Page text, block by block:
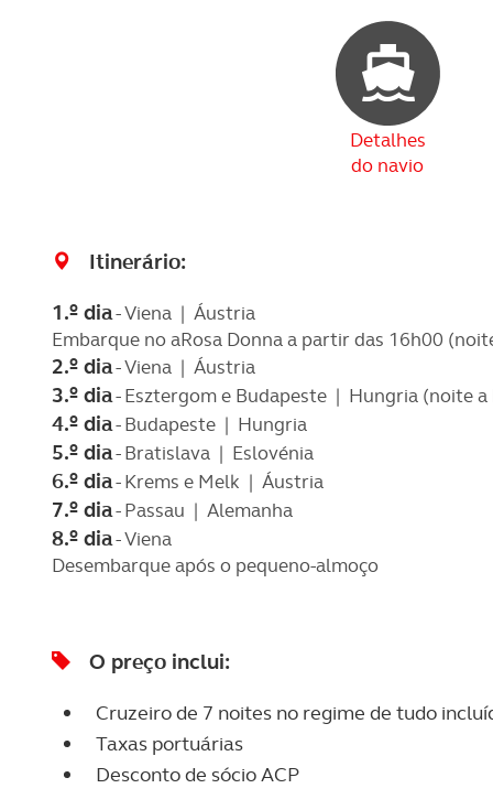
Detalhes
do navio
Itinerário:
1.º dia- Viena | Áustria
Embarque no aRosa Donna a partir das 16h00
2.º dia- Viena | Áustria
3.º dia- Esztergom e Budapeste | Hungria (noite a
4.º dia- Budapeste | Hungria
5.º dia- Bratislava | Eslovénia
6.º dia- Krems e Melk | Áustria
7.º dia- Passau | Alemanha
8.º dia- Viena
Desembarque após o pequeno-almoço
O preço inclui:
Cruzeiro de 7 noites no regime de tudo
Taxas portuárias
Desconto de sócio ACP